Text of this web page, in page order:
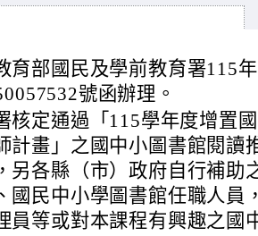
育部國民及學前教育署115
號函辦理。
核定通過「115學年度增置
計畫」之國中小圖書館閱讀
另各縣（市）政府自行補助
國民中小學圖書館任職人員
員等或對本課程有興趣之國